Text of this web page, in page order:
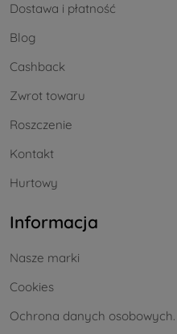
Dostawa i płatność
Blog
Cashback
Zwrot towaru
Roszczenie
Kontakt
Hurtowy
Informacja
Nasze marki
Cookies
Ochrona danych osobowych.